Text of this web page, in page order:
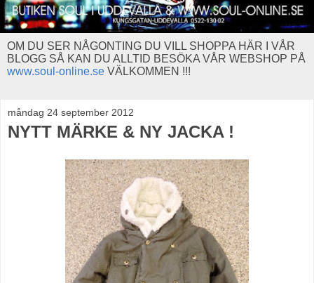
OM DU SER NÅGONTING DU VILL SHOPPA HÄR I VÅR
BLOGG SÅ KAN DU ALLTID BESÖKA VÅR WEBSHOP PÅ
www.soul-online.se VÄLKOMMEN !!!
måndag 24 september 2012
NYTT MÄRKE & NY JACKA !